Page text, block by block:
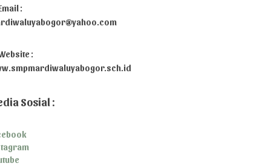
:
:
Sosial :